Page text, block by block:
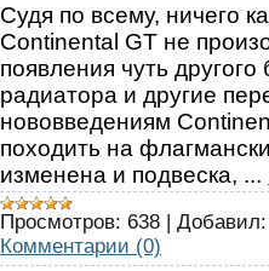
Судя по всему, ничего
Continental GT не
появления чуть
радиатора и другие
нововведениям
походить на
изменена и подвеска, ...
Просмотров: 638 | Добавил:
Комментарии (0)